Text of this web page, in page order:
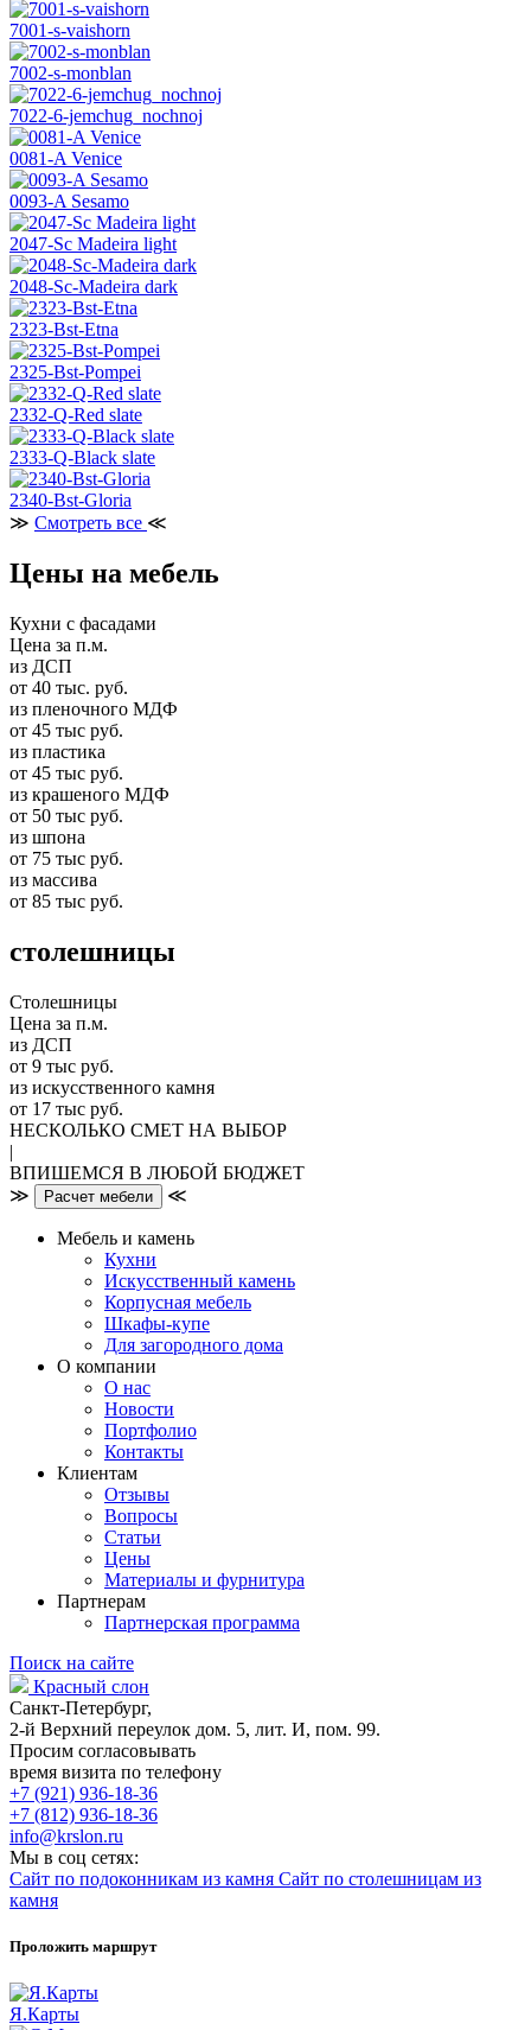
7001-s-vaishorn
7002-s-monblan
7022-6-jemchug_nochnoj
0081-A Venice
0093-A Sesamo
2047-Sc Madeira light
2048-Sc-Madeira dark
2323-Bst-Etna
2325-Bst-Pompei
2332-Q-Red slate
2333-Q-Black slate
2340-Bst-Gloria
≫ Смотреть все ≪
Цены на мебель
Кухни с фасадами
Цена за п.м.
из ДСП
от 40 тыс. руб.
из пленочного МДФ
от 45 тыс руб.
из пластика
от 45 тыс руб.
из крашеного МДФ
от 50 тыс руб.
из шпона
от 75 тыс руб.
из массива
от 85 тыс руб.
столешницы
Столешницы
Цена за п.м.
из ДСП
от 9 тыс руб.
из искусственного камня
от 17 тыс руб.
НЕСКОЛЬКО СМЕТ НА ВЫБОР
|
ВПИШЕМСЯ В ЛЮБОЙ БЮДЖЕТ
≫
Расчет мебели ≪
Мебель и камень
Кухни
Искусственный камень
Корпусная мебель
Шкафы-купе
Для загородного дома
О компании
О нас
Новости
Портфолио
Контакты
Клиентам
Отзывы
Вопросы
Статьи
Цены
Материалы и фурнитура
Партнерам
Партнерская программа
Поиск на сайте
Красный слон
Санкт-Петербург,
2-й Верхний переулок дом. 5, лит. И, пом. 99.
Просим согласовывать
время визита по телефону
+7 (921) 936-18-36
+7 (812) 936-18-36
info@krslon.ru
Мы в соц сетях:
Сайт по подоконникам из камня Сайт по столешницам из
камня
Проложить маршрут
Я.Карты